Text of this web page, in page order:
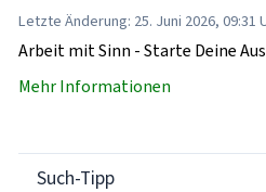
Letzte Änderung: 25. Juni 2026, 09:31
Arbeit mit Sinn - Starte Deine
Mehr Informationen
Such-Tipp